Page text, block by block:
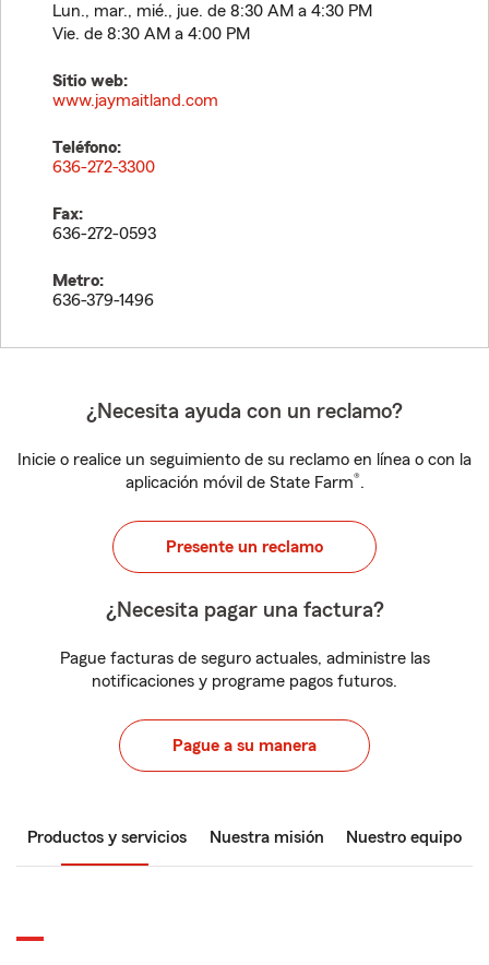
Lun., mar., mié., jue. de 8:30 AM a 4:30 PM
Vie. de 8:30 AM a 4:00 PM
Sitio web:
www.jaymaitland.com
Teléfono:
636-272-3300
Fax:
636-272-0593
Metro:
636-379-1496
¿Necesita ayuda con un reclamo?
Inicie o realice un seguimiento de su reclamo en línea o con la
aplicación móvil de State Farm®.
Presente un reclamo
¿Necesita pagar una factura?
Pague facturas de seguro actuales, administre las
notificaciones y programe pagos futuros.
Pague a su manera
Productos y servicios Nuestra misión Nuestro equipo